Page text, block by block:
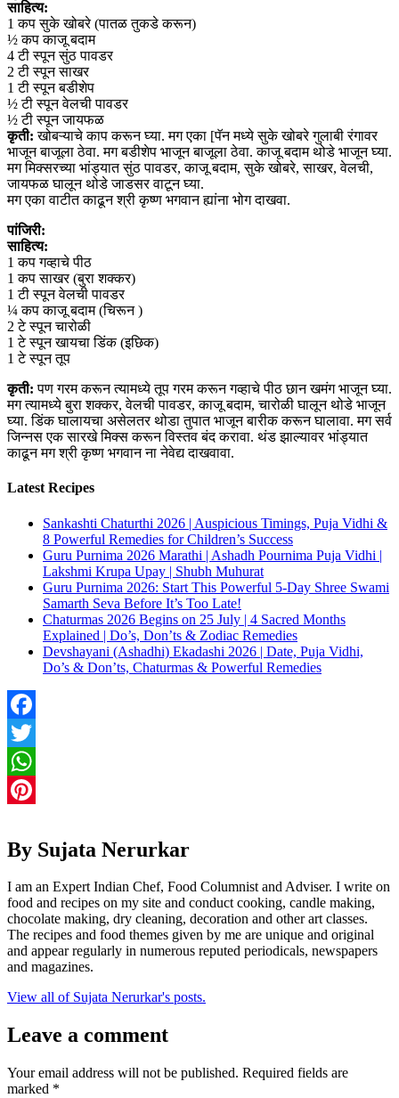
साहित्य:
1 कप सुके खोबरे (पातळ तुकडे करून)
½ कप काजू बदाम
4 टी स्पून सुंठ पावडर
2 टी स्पून साखर
1 टी स्पून बडीशेप
½ टी स्पून वेलची पावडर
½ टी स्पून जायफळ
कृती: खोबऱ्याचे काप करून घ्या. मग एका [पॅन मध्ये सुके खोबरे गुलाबी रंगावर
भाजून बाजूला ठेवा. मग बडीशेप भाजून बाजूला ठेवा. काजू बदाम थोडे भाजून घ्या.
मग मिक्सरच्या भांड्यात सुंठ पावडर, काजू बदाम, सुके खोबरे, साखर, वेलची,
जायफळ घालून थोडे जाडसर वाटून घ्या.
मग एका वाटीत काढून श्री कृष्ण भगवान ह्यांना भोग दाखवा.
पांजिरी:
साहित्य:
1 कप गव्हाचे पीठ
1 कप साखर (बुरा शक्कर)
1 टी स्पून वेलची पावडर
¼ कप काजू बदाम (चिरून )
2 टे स्पून चारोळी
1 टे स्पून खायचा डिंक (इछिक)
1 टे स्पून तूप
कृती: पण गरम करून त्यामध्ये तूप गरम करून गव्हाचे पीठ छान खमंग भाजून घ्या.
मग त्यामध्ये बुरा शक्कर, वेलची पावडर, काजू बदाम, चारोळी घालून थोडे भाजून
घ्या. डिंक घालायचा असेलतर थोडा तुपात भाजून बारीक करून घालावा. मग सर्व
जिन्नस एक सारखे मिक्स करून विस्तव बंद करावा. थंड झाल्यावर भांड्यात
काढून मग श्री कृष्ण भगवान ना नेवेद्य दाखवावा.
Latest Recipes
Sankashti Chaturthi 2026 | Auspicious Timings, Puja Vidhi &
8 Powerful Remedies for Children’s Success
Guru Purnima 2026 Marathi | Ashadh Pournima Puja Vidhi |
Lakshmi Krupa Upay | Shubh Muhurat
Guru Purnima 2026: Start This Powerful 5-Day Shree Swami
Samarth Seva Before It’s Too Late!
Chaturmas 2026 Begins on 25 July | 4 Sacred Months
Explained | Do’s, Don’ts & Zodiac Remedies
Devshayani (Ashadhi) Ekadashi 2026 | Date, Puja Vidhi,
Do’s & Don’ts, Chaturmas & Powerful Remedies
Facebook
Twitter
WhatsApp
By Sujata Nerurkar
I am an Expert Indian Chef, Food Columnist and Adviser. I write on
food and recipes on my site and conduct cooking, candle making,
chocolate making, dry cleaning, decoration and other art classes.
The recipes and food themes given by me are unique and original
and appear regularly in numerous reputed periodicals, newspapers
and magazines.
View all of Sujata Nerurkar's posts.
Leave a comment
Your email address will not be published. Required fields are
marked *